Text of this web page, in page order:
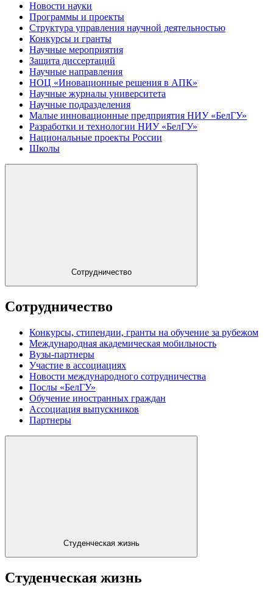
Новости науки
Программы и проекты
Структура управления научной деятельностью
Конкурсы и гранты
Научные мероприятия
Защита диссертаций
Научные направления
НОЦ «Иновационные решения в АПК»
Научные журналы университета
Научные подразделения
Малые инновационные предприятия НИУ «БелГУ»
Разработки и технологии НИУ «БелГУ»
Национальные проекты России
Школы
Сотрудничество
Сотрудничество
Конкурсы, стипендии, гранты на обучение за рубежом
Международная академическая мобильность
Вузы-партнеры
Участие в ассоциациях
Новости международного сотрудничества
Послы «БелГУ»
Обучение иностранных граждан
Ассоциация выпускников
Партнеры
Студенческая жизнь
Студенческая жизнь